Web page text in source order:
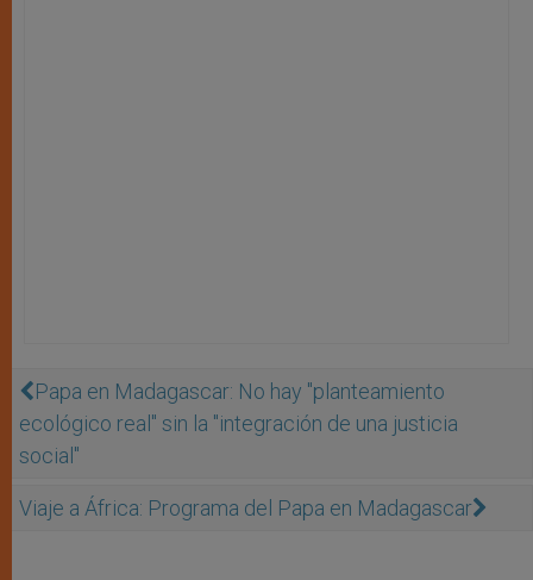
Papa en Madagascar: No hay "planteamiento
ecológico real" sin la "integración de una justicia
social"
Viaje a África: Programa del Papa en Madagascar